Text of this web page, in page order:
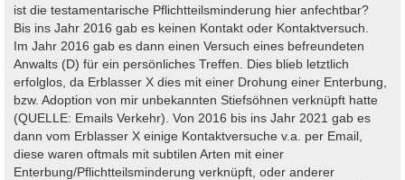
ist die testamentarische Pflichtteilsminderung hier anfechtbar?
Bis ins Jahr 2016 gab es keinen Kontakt oder Kontaktversuch.
Im Jahr 2016 gab es dann einen Versuch eines befreundeten
Anwalts (D) für ein persönliches Treffen. Dies blieb letztlich
erfolglos, da Erblasser X dies mit einer Drohung einer Enterbung,
bzw. Adoption von mir unbekannten Stiefsöhnen verknüpft hatte
(QUELLE: Emails Verkehr). Von 2016 bis ins Jahr 2021 gab es
dann vom Erblasser X einige Kontaktversuche v.a. per Email,
diese waren oftmals mit subtilen Arten mit einer
Enterbung/Pflichtteilsminderung verknüpft, oder anderer